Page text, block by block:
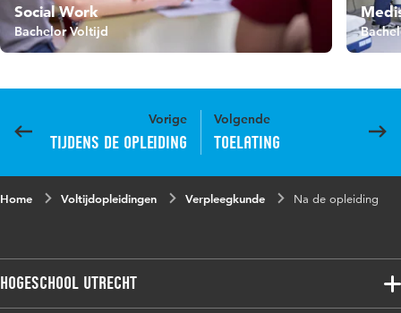
Social Work
Bachelor Voltijd
Vorige
Tijdens de opleiding
Volgende
Toelating
Home Voltijdopleidingen Verpleegkunde Na de opleiding
Hogeschool Utrecht